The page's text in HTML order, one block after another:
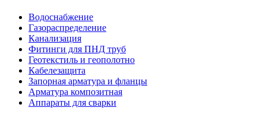
Водоснабжение
Газораспределение
Канализация
Фитинги для ПНД труб
Геотекстиль и геополотно
Кабелезащита
Запорная арматура и фланцы
Арматура композитная
Аппараты для сварки